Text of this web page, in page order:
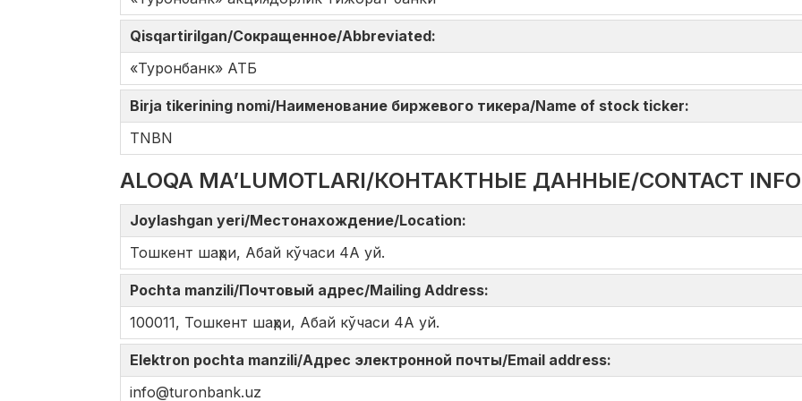
Qisqartirilgan/Сокращенное/Abbreviated:
«Туронбанк» АТБ
Birja tikerining nomi/Наименование биржевого тикера/Name of stock ticker:
TNBN
ALOQA MA’LUMOTLARI/КОНТАКТНЫЕ ДАННЫЕ/CONTACT
Joylashgan yeri/Местонахождение/Location:
Тошкент шаҳри, Абай кўчаси 4А уй.
Pochta manzili/Почтовый адрес/Mailing Address:
100011, Тошкент шаҳри, Абай кўчаси 4А уй.
Elektron pochta manzili/Адрес электронной почты/Email address:
info@turonbank.uz